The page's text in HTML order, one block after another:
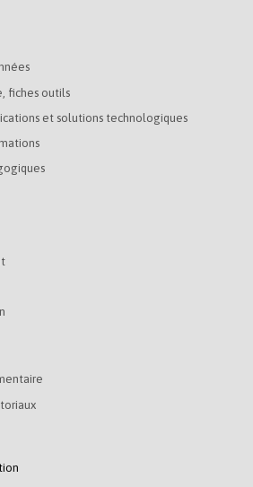
fiches outils
et solutions technologiques